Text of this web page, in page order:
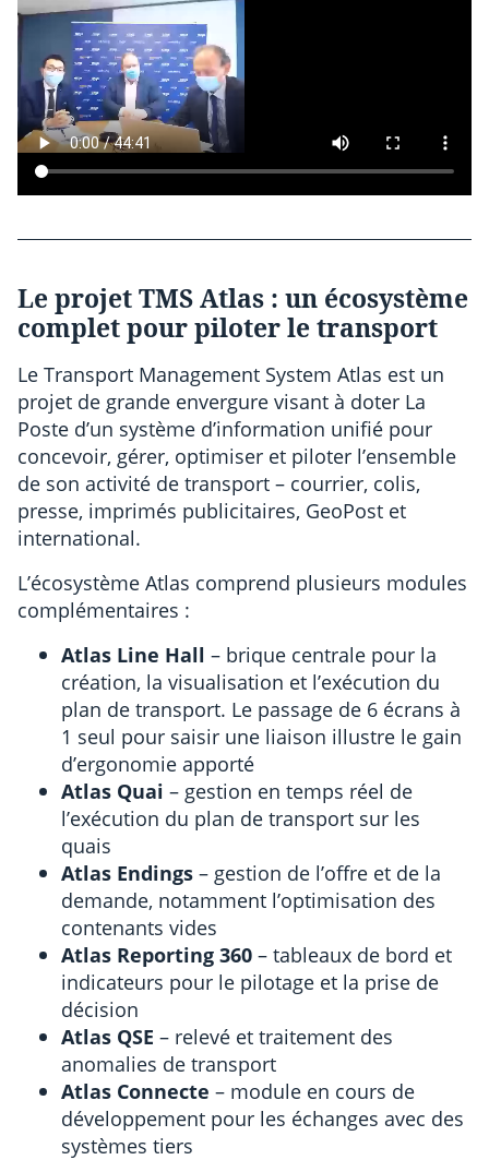
Le projet TMS Atlas : un écosystème
complet pour piloter le transport
Le Transport Management System Atlas est un
projet de grande envergure visant à doter La
Poste d’un système d’information unifié pour
concevoir, gérer, optimiser et piloter l’ensemble
de son activité de transport – courrier, colis,
presse, imprimés publicitaires, GeoPost et
international.
L’écosystème Atlas comprend plusieurs modules
complémentaires :
Atlas Line Hall – brique centrale pour la
création, la visualisation et l’exécution du
plan de transport. Le passage de 6 écrans à
1 seul pour saisir une liaison illustre le gain
d’ergonomie apporté
Atlas Quai – gestion en temps réel de
l’exécution du plan de transport sur les
quais
Atlas Endings – gestion de l’offre et de la
demande, notamment l’optimisation des
contenants vides
Atlas Reporting 360 – tableaux de bord et
indicateurs pour le pilotage et la prise de
décision
Atlas QSE – relevé et traitement des
anomalies de transport
Atlas Connecte – module en cours de
développement pour les échanges avec des
systèmes tiers